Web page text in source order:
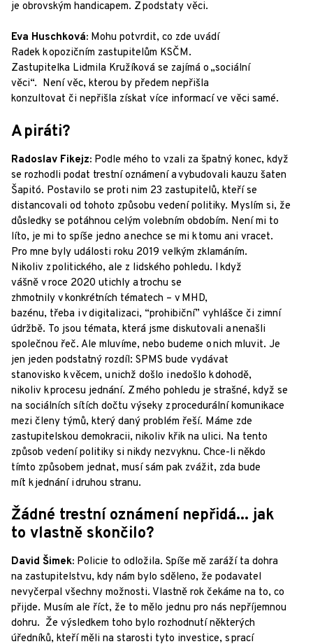
je obrovským handicapem. Z podstaty věci.
Eva Huschková: Mohu potvrdit, co zde uvádí
Radek k opozičním zastupitelům KSČM.
Zastupitelka Lidmila Kružíková se zajímá o „sociální
věci“. Není věc, kterou by předem nepřišla
konzultovat či nepřišla získat více informací ve věci samé.
A piráti?
Radoslav Fikejz: Podle mého to vzali za špatný konec, když
se rozhodli podat trestní oznámení a vybudovali kauzu šaten
Šapitó. Postavilo se proti nim 23 zastupitelů, kteří se
distancovali od tohoto způsobu vedení politiky. Myslím si, že
důsledky se potáhnou celým volebním obdobím. Není mi to
líto, je mi to spíše jedno a nechce se mi k tomu ani vracet.
Pro mne byly události roku 2019 velkým zklamáním.
Nikoliv z politického, ale z lidského pohledu. I když
vášně v roce 2020 utichly a trochu se
zhmotnily v konkrétních tématech – v MHD,
bazénu, třeba i v digitalizaci, “prohibiční” vyhlášce či zimní
údržbě. To jsou témata, která jsme diskutovali a nenašli
společnou řeč. Ale mluvíme, nebo budeme o nich mluvit. Je
jen jeden podstatný rozdíl: SPMS bude vydávat
stanovisko k věcem, u nichž došlo i nedošlo k dohodě,
nikoliv k procesu jednání. Z mého pohledu je strašné, když se
na sociálních sítích dočtu výseky z procedurální komunikace
mezi členy týmů, který daný problém řeší. Máme zde
zastupitelskou demokracii, nikoliv křik na ulici. Na tento
způsob vedení politiky si nikdy nezvyknu. Chce-li někdo
tímto způsobem jednat, musí sám pak zvážit, zda bude
mít k jednání i druhou stranu.
Žádné trestní oznámení nepřidá... jak
to vlastně skončilo?
David Šimek: Policie to odložila. Spíše mě zaráží ta dohra
na zastupitelstvu, kdy nám bylo sděleno, že podavatel
nevyčerpal všechny možnosti. Vlastně rok čekáme na to, co
přijde. Musím ale říct, že to mělo jednu pro nás nepříjemnou
dohru. Že výsledkem toho bylo rozhodnutí některých
úředníků, kteří měli na starosti tyto investice, s prací